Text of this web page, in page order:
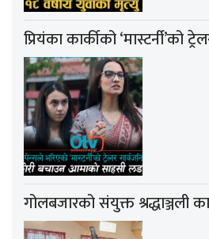
प्रियंका कार्कीको
गोलबजारको संयुक्त श्रद्धाञ्जली